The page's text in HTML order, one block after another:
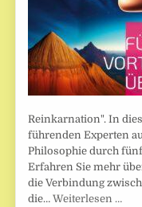
Reinkarnation". In
führenden Experten
Philosophie durch
Erfahren Sie mehr
die Verbindung
die…Weiterlesen …